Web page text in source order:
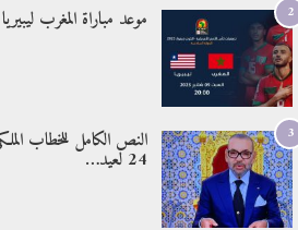
2 موعد مباراة المغرب
3 النص الكامل للخطاب
24 لعيد…